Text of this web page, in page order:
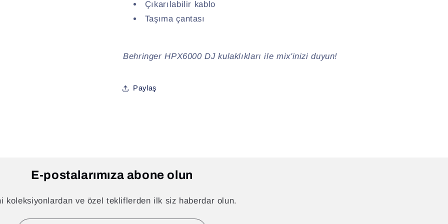
Çıkarılabilir kablo
Taşıma çantası
Behringer HPX6000 DJ kulaklıkları ile mix'inizi duyun!
Paylaş
E-postalarımıza abone olun
koleksiyonlardan ve özel tekliflerden ilk siz haberdar olun.